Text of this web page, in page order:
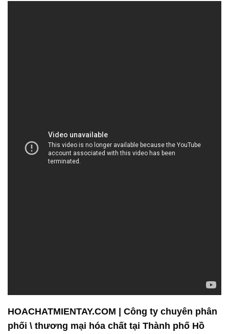
HOACHATMIENTAY.COM | Công ty chuyên phân
phối \ thương mại hóa chất tại Thành phố Hồ